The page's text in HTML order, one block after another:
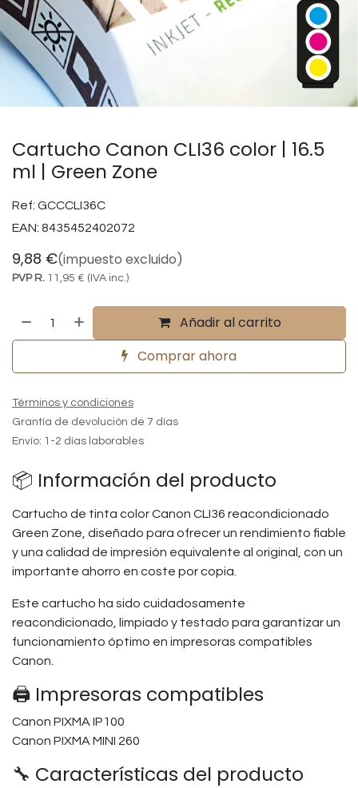
Cartucho Canon CLI36 color | 16.5
ml | Green Zone
Ref: GCCCLI36C
EAN: 8435452402072
9,88 €(impuesto excluido)
PVP R. 11,95 € (IVA inc.)
Añadir al carrito
Comprar ahora
Términos y condiciones
Grantía de devolución de 7 días
Envío: 1-2 días laborables
📦 Información del producto
Cartucho de tinta color Canon CLI36 reacondicionado
Green Zone, diseñado para ofrecer un rendimiento fiable
y una calidad de impresión equivalente al original, con un
importante ahorro en coste por copia.
Este cartucho ha sido cuidadosamente
reacondicionado, limpiado y testado para garantizar un
funcionamiento óptimo en impresoras compatibles
Canon.
🖨️ Impresoras compatibles
Canon PIXMA IP100
Canon PIXMA MINI 260
🔧 Características del producto